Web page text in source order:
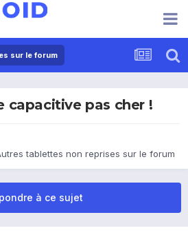
sur le forum
capacitive pas cher !
tablettes non reprises sur le forum
à ce sujet